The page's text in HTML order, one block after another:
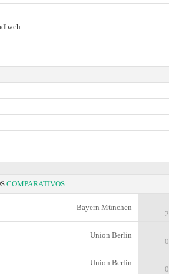
COMPARATIVOS
Bayern München
Union Berlin
Union Berlin